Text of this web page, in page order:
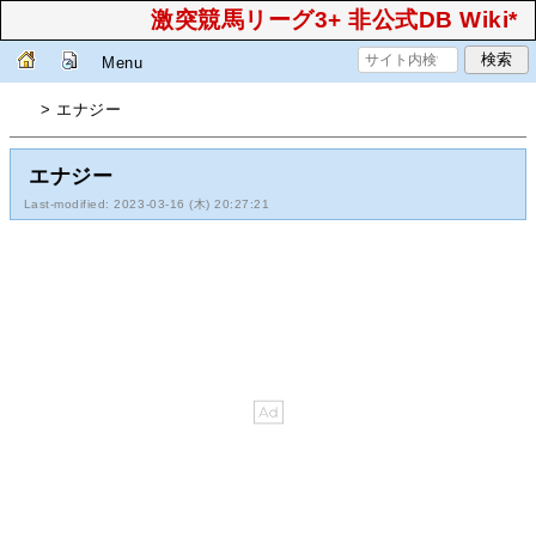
激突競馬リーグ3+ 非公式DB Wiki*
Menu
> エナジー
エナジー
Last-modified: 2023-03-16 (木) 20:27:21